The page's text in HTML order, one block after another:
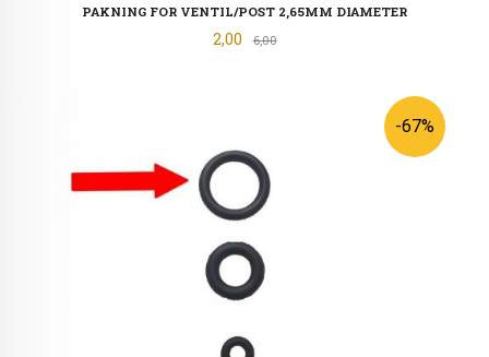
PAKNING FOR VENTIL/POST 2,65MM DIAMETER
Tilbud
2,00 6,00Rabatt
-67%